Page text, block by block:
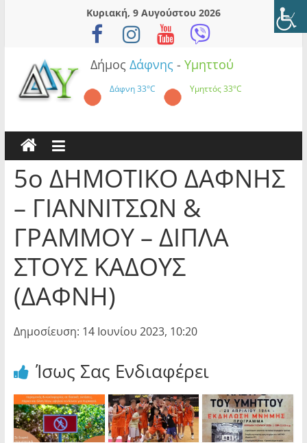
Κυριακή, 9 Αυγούστου 2026
Δήμος Δάφνης - Υμηττού
Δάφνη33°C Υμηττός33°C
5ο ΔΗΜΟΤΙΚΟ ΔΑΦΝΗΣ
– ΓΙΑΝΝΙΤΣΩΝ &
ΓΡΑΜΜΟΥ – ΔΙΠΛΑ
ΣΤΟΥΣ ΚΑΔΟΥΣ
(ΔΑΦΝΗ)
Δημοσίευση: 14 Ιουνίου 2023, 10:20
Ίσως Σας Ενδιαφέρει